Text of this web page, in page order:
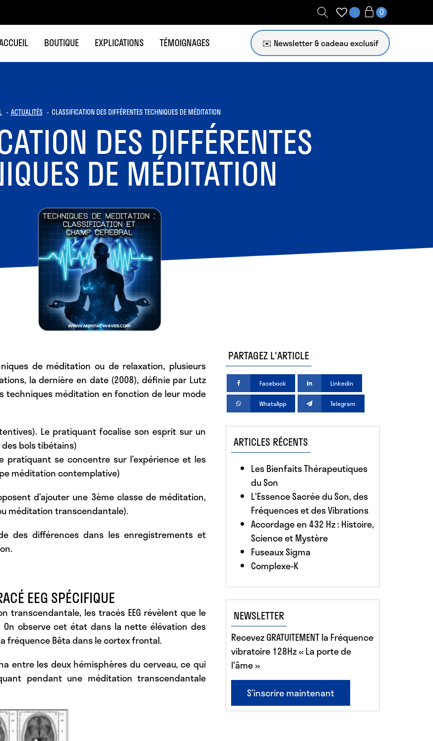
BOUTIQUE EXPLICATIONS TÉMOIGNAGES ✉️ Newsletter
ACTUALITÉS CLASSIFICATION DES DIFFÉRENTES TECHNIQUES DE MÉDITATION
DES DIFFÉRENTES
DE MÉDITATION
de méditation ou de relaxation, plusieurs
la dernière en date (2008), définie par Lutz
techniques méditation en fonction de leur mode
Le pratiquant focalise son esprit sur un
bols tibétains)
pratiquant se concentre sur l’expérience et les
méditation contemplative)
d’ajouter une 3ème classe de méditation,
méditation transcendantale).
des différences dans les enregistrements et
EEG SPÉCIFIQUE
transcendantale, les tracés EEG révèlent que le
observe cet état dans la nette élévation des
fréquence Bêta dans le cortex frontal.
entre les deux hémisphères du cerveau, ce qui
pendant une méditation transcendantale
PARTAGEZ L'ARTICLE
Facebook Linkedin
WhatsApp Telegram
ARTICLES RÉCENTS
Les Bienfaits Thérapeutiques
du Son
L'Essence Sacrée du Son, des
Fréquences et des Vibrations
Accordage en 432 Hz : Histoire,
Science et Mystère
Fuseaux Sigma
Complexe-K
NEWSLETTER
Recevez GRATUITEMENT la Fréquence
vibratoire 128Hz « La porte de
l'âme »
S'inscrire maintenant